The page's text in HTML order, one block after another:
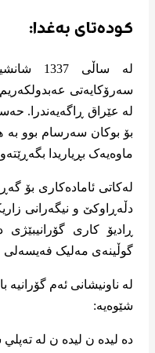
کودەتای بەغدا:
لە ساڵی
سەرۆکایەتی
لە عێراق ڕاگەیەندرا.
بۆ بوکان سەرسام بوو بە
ماوەیەک بڕیاریدا
لەکاتی ئامادەکاری بۆ
دڵەڕاوکێ و نیگەرانی
ڕادیۆ کاری گۆرانیبێژی
گوڵینەی مەلیک
لە ناونیشانی ئەم
شێوەیە:
ده لیده ن لیده ن له